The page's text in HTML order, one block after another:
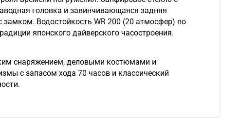
головка и завинчивающаяся задняя
Водостойкость WR 200 (20 атмосфер) по
японского дайверского часостроения.
снаряжением, деловыми костюмами и
с запасом хода 70 часов и классический